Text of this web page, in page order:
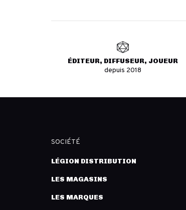
ÉDITEUR, DIFFUSEUR, JOUEUR
depuis 2018
SOCIÉTÉ
LÉGION DISTRIBUTION
LES MAGASINS
LES MARQUES